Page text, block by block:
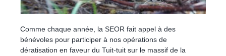
Comme chaque année, la SEOR fait appel à des
bénévoles pour participer à nos opérations de
dératisation en faveur du Tuit-tuit sur le massif de la